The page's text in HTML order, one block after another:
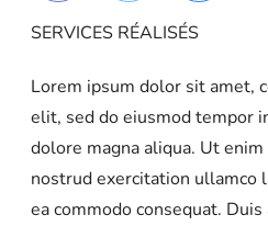
SERVICES RÉALISÉS
Lorem ipsum dolor sit amet,
elit, sed do eiusmod tempor
dolore magna aliqua. Ut
nostrud exercitation ullamco
ea commodo consequat.